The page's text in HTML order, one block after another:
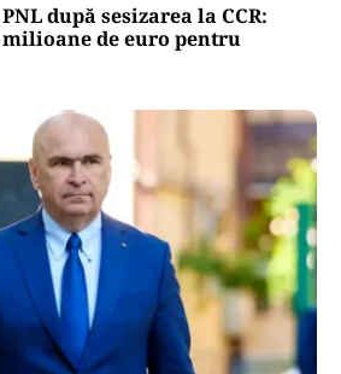
după sesizarea la CCR:
milioane de euro pentru